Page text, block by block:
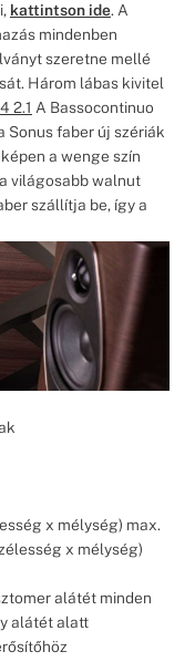
kattintson ide. A
mindenben
szeretne mellé
Három lábas kivitel
2.1 A Bassocontinuo
Sonus faber új szériák
a wenge szín
világosabb walnut
szállítja be, így a
x mélység) max.
x mélység)
alátét minden
alátét alatt